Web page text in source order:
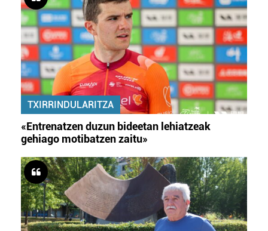
TXIRRINDULARITZA
«Entrenatzen duzun bideetan lehiatzeak
gehiago motibatzen zaitu»